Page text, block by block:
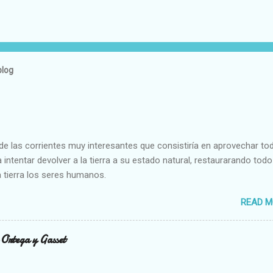
las corrientes muy interesantes que consistiría en aprovechar
devolver a la tierra a su estado natural, restaurarando
los seres humanos.
READ
y Gasset